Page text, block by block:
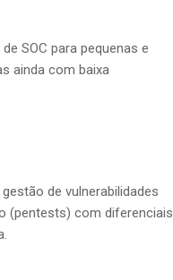
SOC para pequenas e
ainda com baixa
de vulnerabilidades
(pentests) com diferenciais